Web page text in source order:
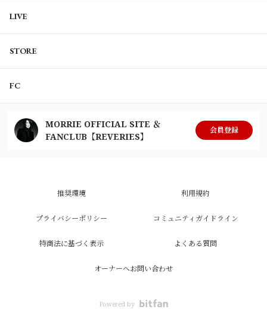
LIVE
STORE
FC
MORRIE OFFICIAL SITE ＆
FANCLUB【REVERIES】
会員登録
推奨環境 利用規約
プライバシーポリシー コミュニティガイドライン
特商法に基づく表示 よくある質問
オーナーへお問い合わせ
Powered by